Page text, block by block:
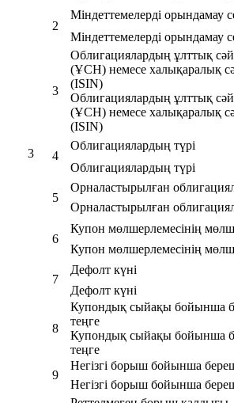
3
2
Міндеттемелерді орындамау
Міндеттемелерді орындамау
3
Облигациялардың ұлттық
(ҰСН) немесе халықаралық
(ISIN)
Облигациялардың ұлттық
(ҰСН) немесе халықаралық
(ISIN)
4
Облигациялардың түрі
Облигациялардың түрі
5
Орналастырылған
Орналастырылған
6
Купон мөлшерлемесінің
Купон мөлшерлемесінің
7
Дефолт күні
Дефолт күні
8
Купондық сыйақы бойынша
теңге
Купондық сыйақы бойынша
теңге
9
Негізгі борыш бойынша
Негізгі борыш бойынша